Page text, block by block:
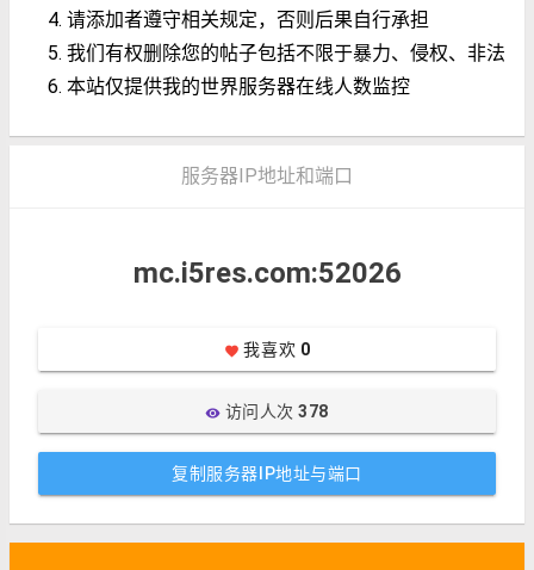
请添加者遵守相关规定，否则后果自行承担
我们有权删除您的帖子包括不限于暴力、侵权、非法
本站仅提供我的世界服务器在线人数监控
服务器IP地址和端口
mc.i5res.com:52026
favorite 我喜欢 0
visibility访问人次378
复制服务器IP地址与端口